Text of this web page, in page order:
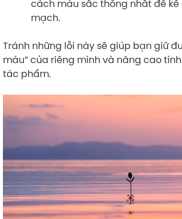
cách màu sắc thống nhất để kể
mạch.
Tránh những lỗi này sẽ giúp bạn giữ
màu” của riêng mình và nâng cao
tác phẩm.